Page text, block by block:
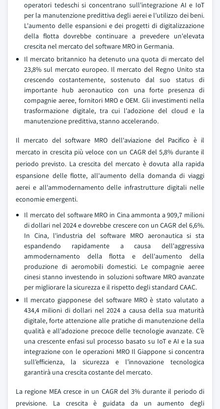
operatori tedeschi si concentrano sull'integrazione AI e IoT
per la manutenzione predittiva degli aerei e l'utilizzo dei beni.
L'aumento delle espansioni e dei progetti di digitalizzazione
della flotta dovrebbe continuare a prevedere un'elevata
crescita nel mercato del software MRO in Germania.
Il mercato britannico ha detenuto una quota di mercato del
23,8% sul mercato europeo. Il mercato del Regno Unito sta
crescendo costantemente, sostenuto dal suo status di
importante hub aeronautico con una forte presenza di
compagnie aeree, fornitori MRO e OEM. Gli investimenti nella
trasformazione digitale, tra cui l'adozione del cloud e la
manutenzione predittiva, stanno accelerando.
Il mercato del software MRO dell'aviazione del Pacifico è il
mercato in crescita più veloce con un CAGR del 5,8% durante il
periodo previsto. La crescita del mercato è dovuta alla rapida
espansione delle flotte, all'aumento della domanda di viaggi
aerei e all'ammodernamento delle infrastrutture digitali nelle
economie emergenti.
Il mercato del software MRO in Cina ammonta a 909,7 milioni
di dollari nel 2024 e dovrebbe crescere con un CAGR del 6,6%.
In Cina, l'industria del software MRO aeronautica si sta
espandendo rapidamente a causa dell'aggressiva
ammodernamento della flotta e dell'aumento della
produzione di aeromobili domestici. Le compagnie aeree
cinesi stanno investendo in soluzioni software MRO avanzate
per migliorare la sicurezza e il rispetto degli standard CAAC.
Il mercato giapponese del software MRO è stato valutato a
434,4 milioni di dollari nel 2024 a causa della sua maturità
digitale, forte attenzione alle pratiche di manutenzione della
qualità e all'adozione precoce delle tecnologie avanzate. C’è
una crescente enfasi sul processo basato su IoT e AI e la sua
integrazione con le operazioni MRO Il Giappone si concentra
sull’efficienza, la sicurezza e l’innovazione tecnologica
garantirà una crescita costante del mercato.
La regione MEA cresce in un CAGR del 3% durante il periodo di
previsione. La crescita è guidata da un aumento degli